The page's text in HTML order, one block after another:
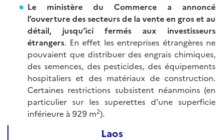
Le ministère du Commerce a annoncé
l’ouverture des secteurs de la vente en gros et au
détail, jusqu’ici fermés aux investisseurs
étrangers. En effet les entreprises étrangères ne
pouvaient que distribuer des engrais chimiques,
des semences, des pesticides, des équipements
hospitaliers et des matériaux de construction.
Certaines restrictions subsistent néanmoins (en
particulier sur les superettes d’une superficie
inférieure à 929 m2).
Laos